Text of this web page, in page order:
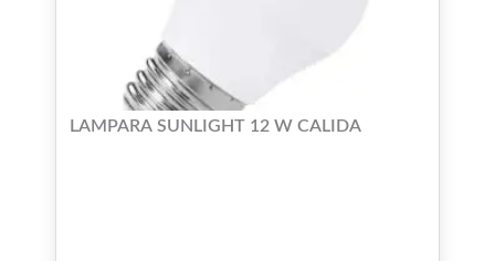
LAMPARA SUNLIGHT 12 W CALIDA